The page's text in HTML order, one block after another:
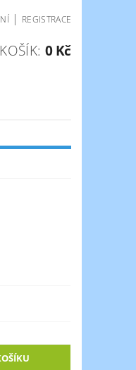
| REGISTRACE
KOŠÍK: 0 Kč